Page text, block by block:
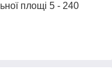
площі 5 - 240